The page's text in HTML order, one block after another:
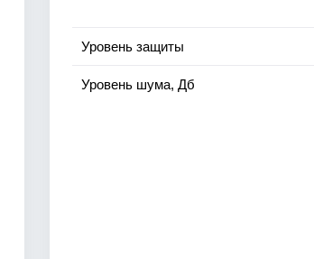
Уровень защиты
Уровень шума, Дб